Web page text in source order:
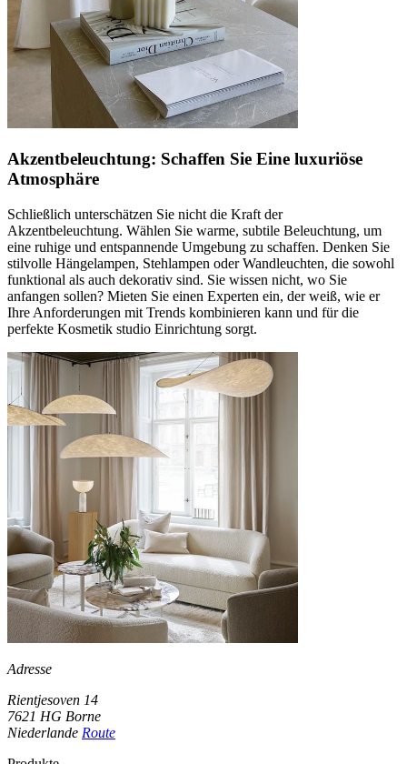
Akzentbeleuchtung: Schaffen Sie Eine luxuriöse
Atmosphäre
Schließlich unterschätzen Sie nicht die Kraft der
Akzentbeleuchtung. Wählen Sie warme, subtile Beleuchtung, um
eine ruhige und entspannende Umgebung zu schaffen. Denken Sie
stilvolle Hängelampen, Stehlampen oder Wandleuchten, die sowohl
funktional als auch dekorativ sind. Sie wissen nicht, wo Sie
anfangen sollen? Mieten Sie einen Experten ein, der weiß, wie er
Ihre Anforderungen mit Trends kombinieren kann und für die
perfekte Kosmetik studio Einrichtung sorgt.
Adresse
Rientjesoven 14
7621 HG Borne
Niederlande Route